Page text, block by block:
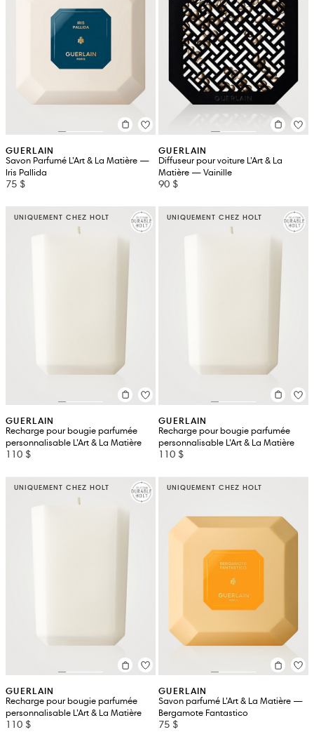
GUERLAIN
Savon Parfumé L’Art & La Matière —
Iris Pallida
75 $
GUERLAIN
Diffuseur pour voiture L’Art & La
Matière — Vainille
90 $
UNIQUEMENT CHEZ HOLT
GUERLAIN
Recharge pour bougie parfumée
personnalisable L’Art & La Matière
110 $
UNIQUEMENT CHEZ HOLT
GUERLAIN
Recharge pour bougie parfumée
personnalisable L’Art & La Matière
110 $
UNIQUEMENT CHEZ HOLT
GUERLAIN
Recharge pour bougie parfumée
personnalisable L’Art & La Matière
110 $
UNIQUEMENT CHEZ HOLT
GUERLAIN
Savon parfumé L’Art & La Matière —
Bergamote Fantastico
75 $